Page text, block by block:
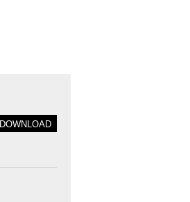
DOWNLOAD